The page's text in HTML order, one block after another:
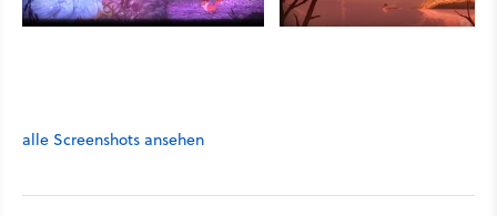
alle Screenshots ansehen